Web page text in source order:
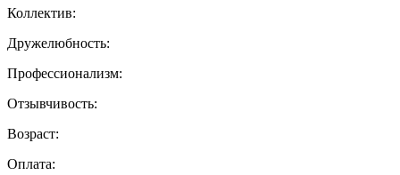
Коллектив:
Дружелюбность:
Профессионализм:
Отзывчивость:
Возраст:
Оплата: